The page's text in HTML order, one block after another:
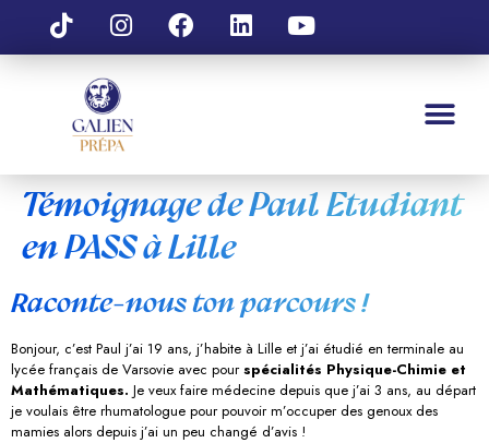
Témoignage de Paul Etudiant
en PASS à Lille
Raconte-nous ton parcours !
Bonjour, c’est Paul j’ai 19 ans, j’habite à Lille et j’ai étudié en terminale au
lycée français de Varsovie avec pourspécialités Physique-Chimie et
Mathématiques. Je veux faire médecine depuis que j’ai 3 ans, au départ
je voulais être rhumatologue pour pouvoir m’occuper des genoux des
mamies alors depuis j’ai un peu changé d’avis !